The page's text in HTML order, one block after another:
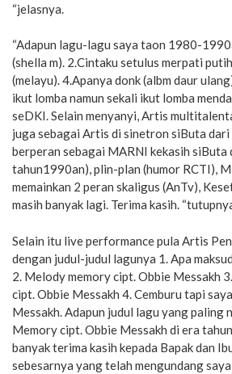
“jelasnya.
“Adapun lagu-lagu saya taon 1980-
(shella m). 2.Cintaku setulus merpati
(melayu). 4.Apanya donk (albm daur
ikut lomba namun sekali ikut lomba
seDKI. Selain menyanyi, Artis
juga sebagai Artis di sinetron siButa
berperan sebagai MARNI kekasih siButa
tahun1990an), plin-plan (humor RCTI),
memainkan 2 peran skaligus (AnTv),
masih banyak lagi. Terima kasih.
Selain itu live performance pula Artis
dengan judul-judul lagunya 1. Apa
2. Melody memory cipt. Obbie Messakh
cipt. Obbie Messakh 4. Cemburu tapi
Messakh. Adapun judul lagu yang
Memory cipt. Obbie Messakh di era
banyak terima kasih kepada Bapak dan
sebesarnya yang telah mengundang